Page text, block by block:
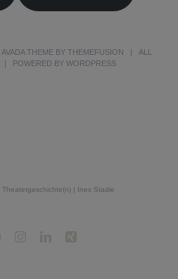
THEME BY THEMEFUSION
| ALL
| POWERED BY WORDPRESS
Theatergeschichte(n) | Ines Stadie